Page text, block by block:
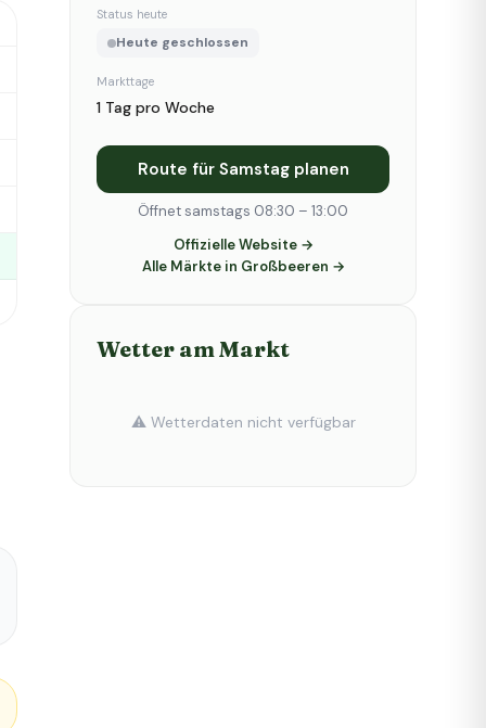
Status heute
Heute geschlossen
Markttage
1 Tag pro Woche
Route für Samstag planen
Öffnet samstags 08:30 – 13:00
Offizielle Website →
Alle Märkte in Großbeeren →
Wetter am Markt
⚠️ Wetterdaten nicht verfügbar